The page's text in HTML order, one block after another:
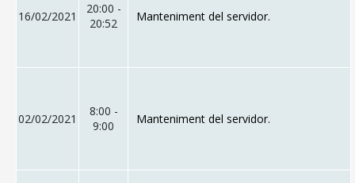
16/02/2021
20:00 -
20:52
Manteniment del servidor.
02/02/2021
8:00 -
9:00
Manteniment del servidor.